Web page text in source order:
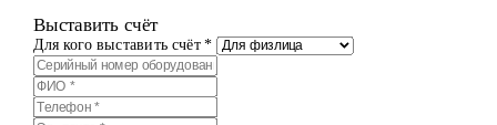
Выставить счёт
Для кого выставить счёт *